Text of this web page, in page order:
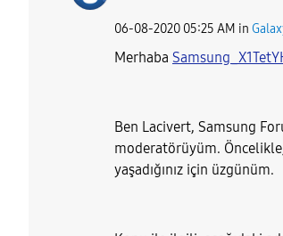
‎06-08-2020 05:25 AM in
Merhaba
Ben Lacivert, Samsung
moderatörüyüm.
yaşadığınız için üzgünüm.